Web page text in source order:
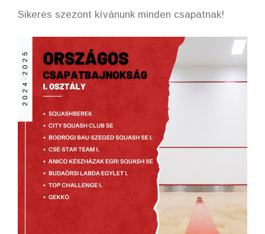
Sikeres szezont kívánunk minden csapatnak!